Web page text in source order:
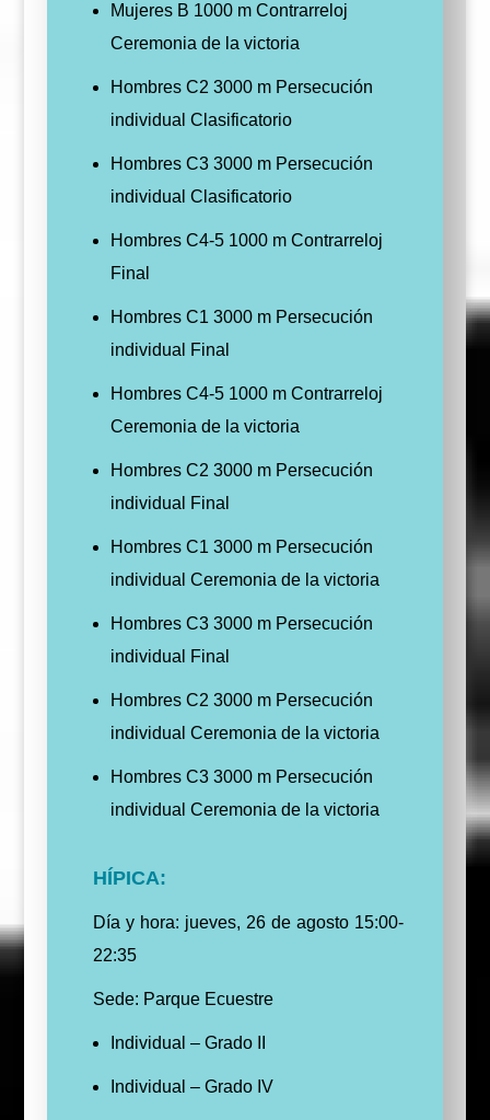
Mujeres B 1000 m Contrarreloj
Ceremonia de la victoria
Hombres C2 3000 m Persecución
individual Clasificatorio
Hombres C3 3000 m Persecución
individual Clasificatorio
Hombres C4-5 1000 m Contrarreloj
Final
Hombres C1 3000 m Persecución
individual Final
Hombres C4-5 1000 m Contrarreloj
Ceremonia de la victoria
Hombres C2 3000 m Persecución
individual Final
Hombres C1 3000 m Persecución
individual Ceremonia de la victoria
Hombres C3 3000 m Persecución
individual Final
Hombres C2 3000 m Persecución
individual Ceremonia de la victoria
Hombres C3 3000 m Persecución
individual Ceremonia de la victoria
HÍPICA:
Día y hora: jueves, 26 de agosto 15:00-
22:35
Sede: Parque Ecuestre
Individual – Grado II
Individual – Grado IV